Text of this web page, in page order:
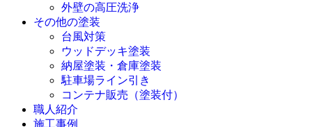
外壁の高圧洗浄
その他の塗装
台風対策
ウッドデッキ塗装
納屋塗装・倉庫塗装
駐車場ライン引き
コンテナ販売（塗装付）
職人紹介
施工事例